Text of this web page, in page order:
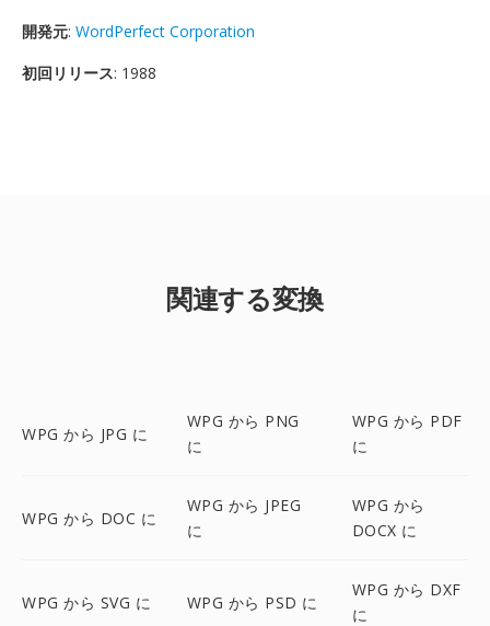
開発元: WordPerfect Corporation
初回リリース: 1988
関連する変換
WPG から JPG に
WPG から PNG
に
WPG から PDF
に
WPG から DOC に
WPG から JPEG
に
WPG から
DOCX に
WPG から SVG に WPG から PSD に
WPG から DXF
に